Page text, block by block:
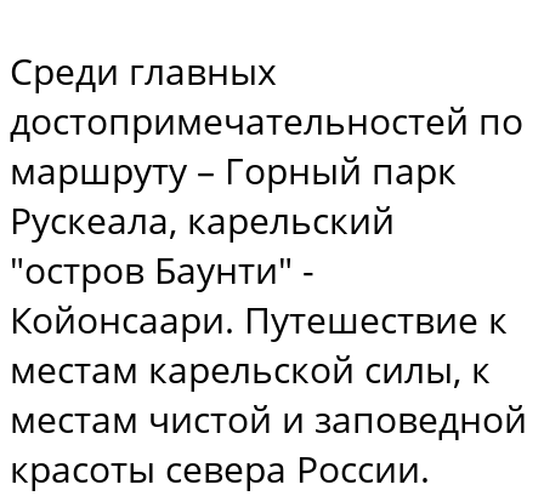
Среди главных
достопримечательностей по
маршруту – Горный парк
Рускеала, карельский
"остров Баунти" -
Койонсаари. Путешествие к
местам карельской силы, к
местам чистой и заповедной
красоты севера России.